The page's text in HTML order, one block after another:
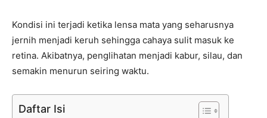
Kondisi ini terjadi ketika lensa mata yang seharusnya
jernih menjadi keruh sehingga cahaya sulit masuk ke
retina. Akibatnya, penglihatan menjadi kabur, silau, dan
semakin menurun seiring waktu.
Daftar Isi